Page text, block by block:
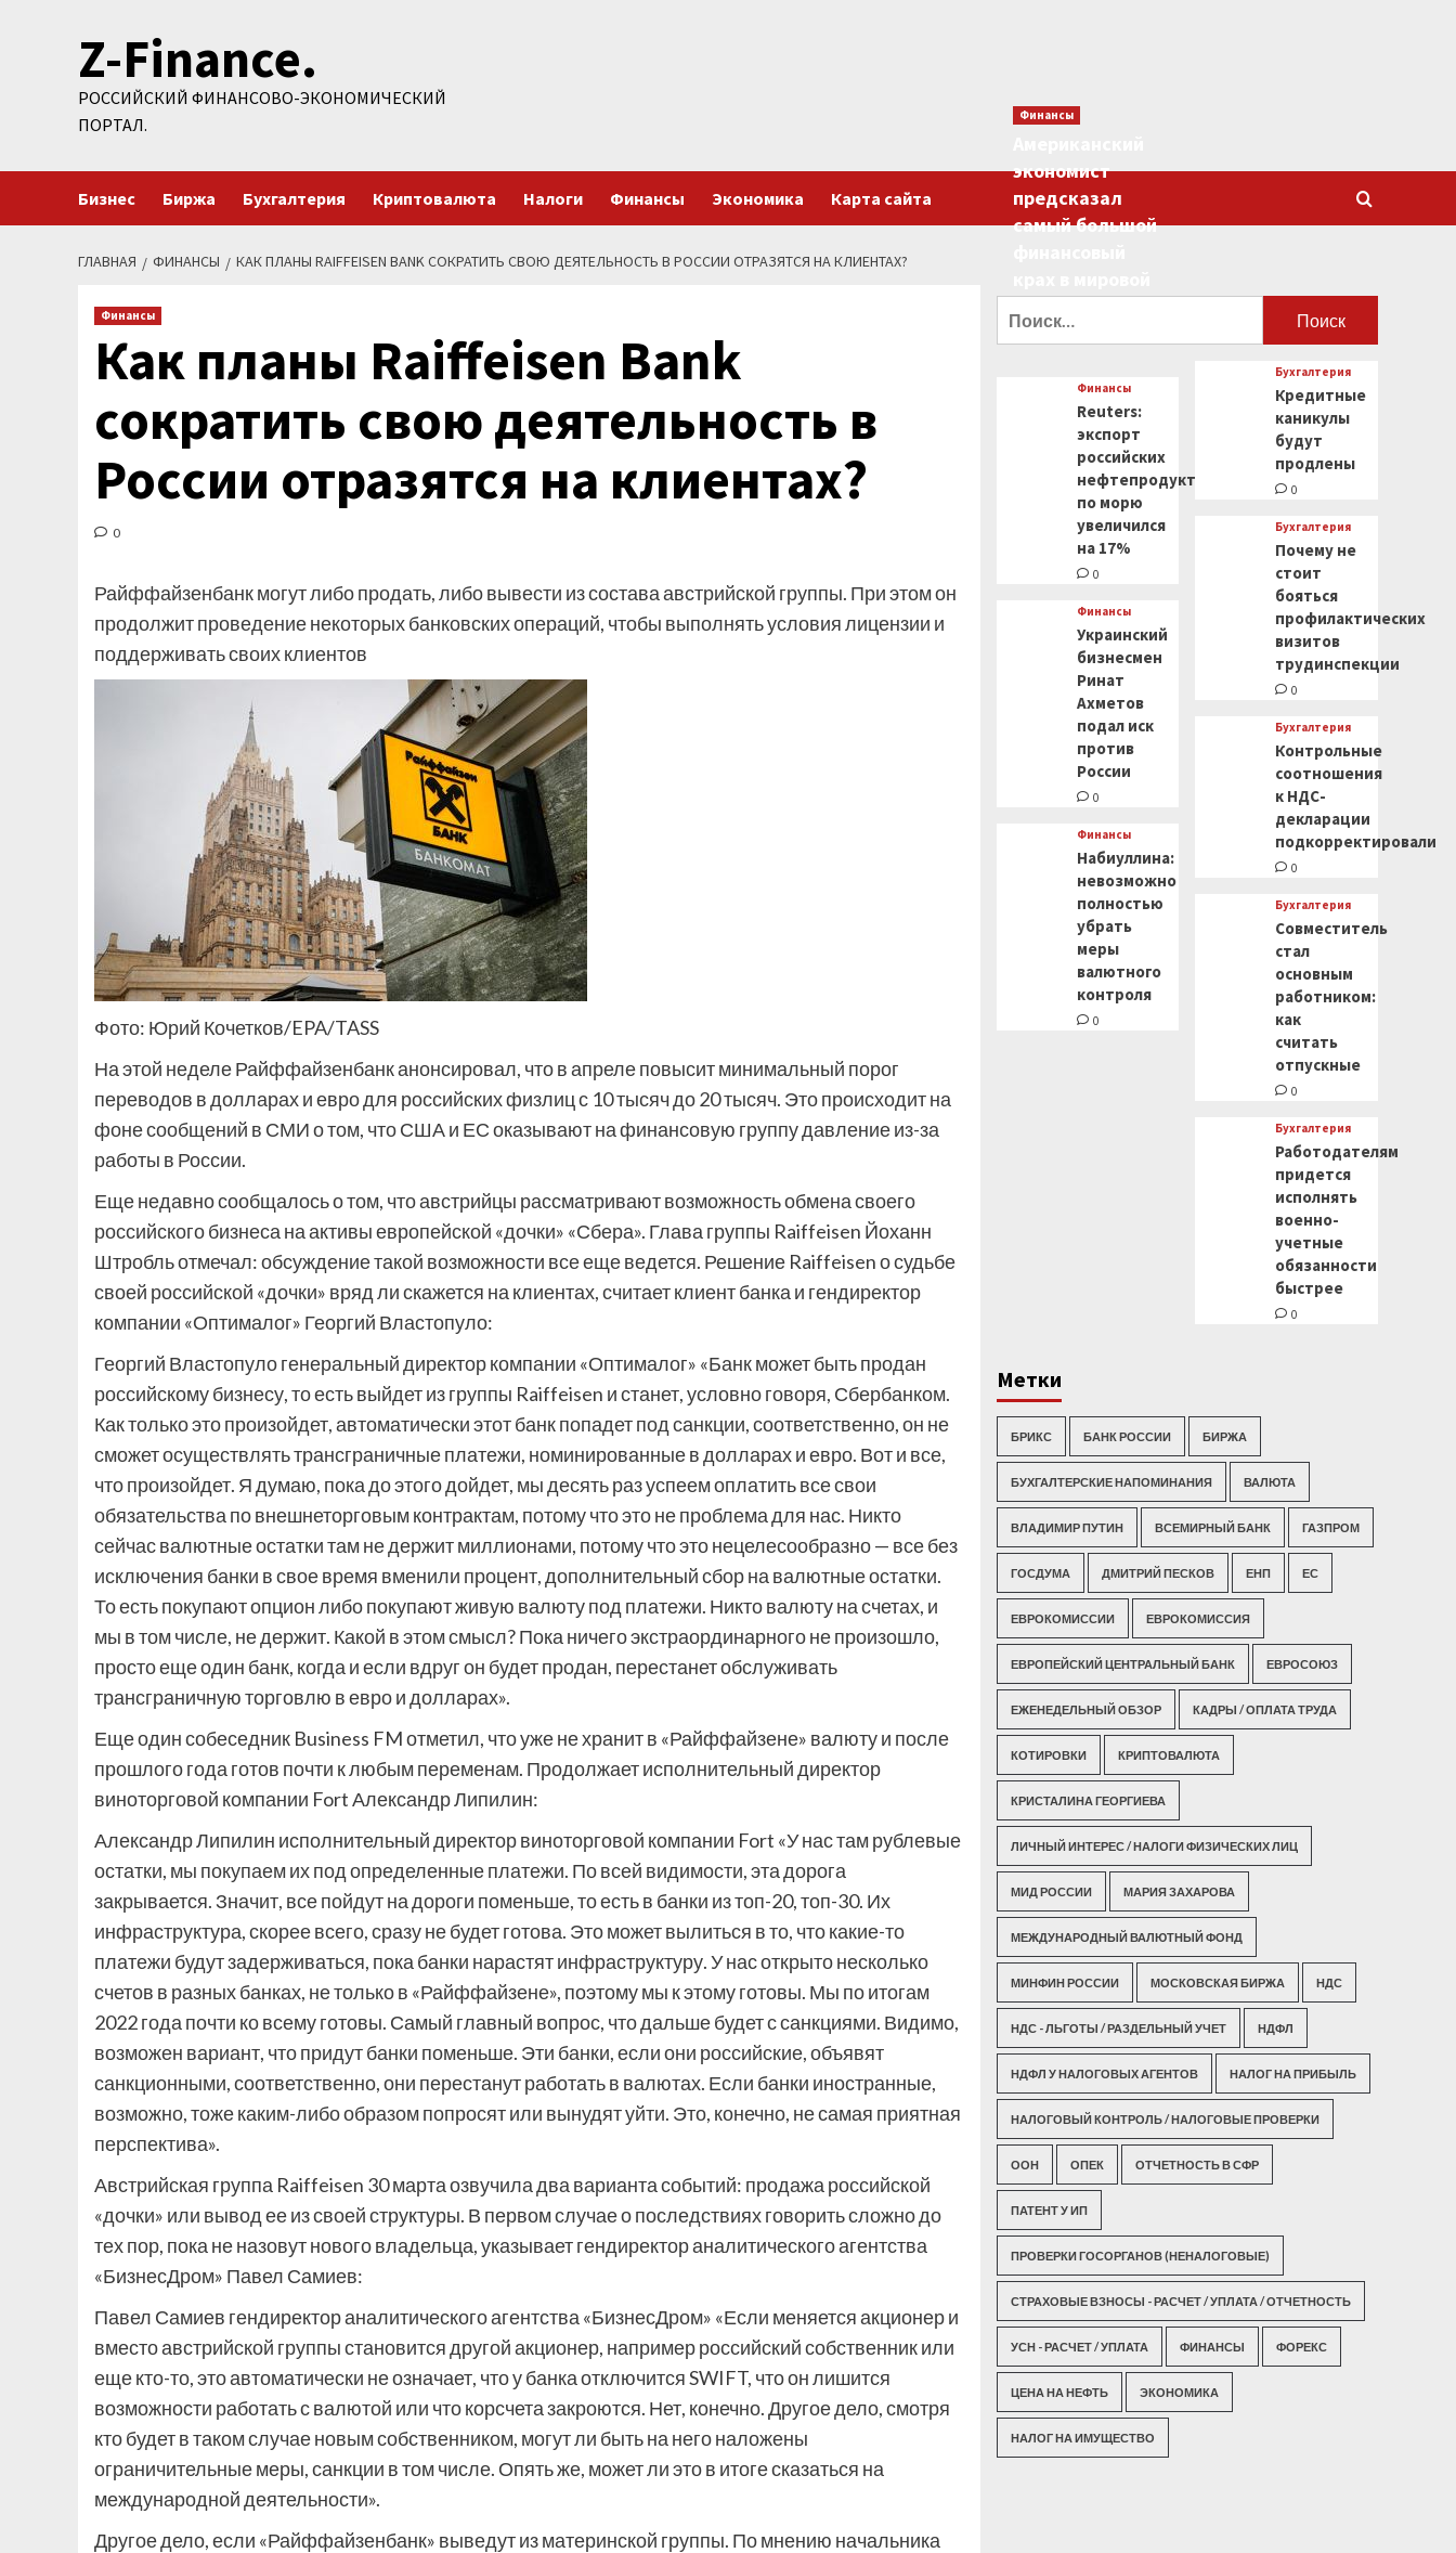
содержимомуZ-Finance.
РОССИЙСКИЙ ФИНАНСОВО-ЭКОНОМИЧЕСКИЙ
ПОРТАЛ.
Бизнес Биржа Бухгалтерия Криптовалюта Налоги Финансы Экономика Карта сайта
ГЛАВНАЯ ФИНАНСЫ КАК ПЛАНЫ RAIFFEISEN BANK СОКРАТИТЬ СВОЮ ДЕЯТЕЛЬНОСТЬ В РОССИИ ОТРАЗЯТСЯ НА КЛИЕНТАХ?
Финансы
Как планы Raiffeisen Bank
сократить свою деятельность в
России отразятся на клиентах?
0
Райффайзенбанк могут либо продать, либо вывести из состава австрийской группы. При этом он
продолжит проведение некоторых банковских операций, чтобы выполнять условия лицензии и
поддерживать своих клиентов
Фото: Юрий Кочетков/EPA/TASS
На этой неделе Райффайзенбанк анонсировал, что в апреле повысит минимальный порог
переводов в долларах и евро для российских физлиц с 10 тысяч до 20 тысяч. Это происходит на
фоне сообщений в СМИ о том, что США и ЕС оказывают на финансовую группу давление из-за
работы в России.
Еще недавно сообщалось о том, что австрийцы рассматривают возможность обмена своего
российского бизнеса на активы европейской «дочки» «Сбера». Глава группы Raiffeisen Йоханн
Штробль отмечал: обсуждение такой возможности все еще ведется. Решение Raiffeisen о судьбе
своей российской «дочки» вряд ли скажется на клиентах, считает клиент банка и гендиректор
компании «Оптималог» Георгий Властопуло:
Георгий Властопулогенеральный директор компании «Оптималог» «Банк может быть продан
российскому бизнесу, то есть выйдет из группы Raiffeisen и станет, условно говоря, Сбербанком.
Как только это произойдет, автоматически этот банк попадет под санкции, соответственно, он не
сможет осуществлять трансграничные платежи, номинированные в долларах и евро. Вот и все,
что произойдет. Я думаю, пока до этого дойдет, мы десять раз успеем оплатить все свои
обязательства по внешнеторговым контрактам, потому что это не проблема для нас. Никто
сейчас валютные остатки там не держит миллионами, потому что это нецелесообразно — все без
исключения банки в свое время вменили процент, дополнительный сбор на валютные остатки.
То есть покупают опцион либо покупают живую валюту под платежи. Никто валюту на счетах, и
мы в том числе, не держит. Какой в этом смысл? Пока ничего экстраординарного не произошло,
просто еще один банк, когда и если вдруг он будет продан, перестанет обслуживать
трансграничную торговлю в евро и долларах».
Еще один собеседник Business FM отметил, что уже не хранит в «Райффайзене» валюту и после
прошлого года готов почти к любым переменам. Продолжает исполнительный директор
виноторговой компании Fort Александр Липилин:
Александр Липилин исполнительный директор виноторговой компании Fort «У нас там рублевые
остатки, мы покупаем их под определенные платежи. По всей видимости, эта дорога
закрывается. Значит, все пойдут на дороги поменьше, то есть в банки из топ-20, топ-30. Их
инфраструктура, скорее всего, сразу не будет готова. Это может вылиться в то, что какие-то
платежи будут задерживаться, пока банки нарастят инфраструктуру. У нас открыто несколько
счетов в разных банках, не только в «Райффайзене», поэтому мы к этому готовы. Мы по итогам
2022 года почти ко всему готовы. Самый главный вопрос, что дальше будет с санкциями. Видимо,
возможен вариант, что придут банки поменьше. Эти банки, если они российские, объявят
санкционными, соответственно, они перестанут работать в валютах. Если банки иностранные,
возможно, тоже каким-либо образом попросят или вынудят уйти. Это, конечно, не самая приятная
перспектива».
Австрийская группа Raiffeisen 30 марта озвучила два варианта событий: продажа российской
«дочки» или вывод ее из своей структуры. В первом случае о последствиях говорить сложно до
тех пор, пока не назовут нового владельца, указывает гендиректор аналитического агентства
«БизнесДром» Павел Самиев:
Павел Самиев гендиректор аналитического агентства «БизнесДром» «Если меняется акционер и
вместо австрийской группы становится другой акционер, например российский собственник или
еще кто-то, это автоматически не означает, что у банка отключится SWIFT, что он лишится
возможности работать с валютой или что корсчета закроются. Нет, конечно. Другое дело, смотря
кто будет в таком случае новым собственником, могут ли быть на него наложены
ограничительные меры, санкции в том числе. Опять же, может ли это в итоге сказаться на
международной деятельности».
Другое дело, если «Райффайзенбанк» выведут из материнской группы. По мнению начальника
Финансы
экономист
предсказал
самый большой
Финансы
Reuters:
экспорт
российских
нефтепродуктов
по морю
увеличился
на 17%
0
Финансы
Украинский
бизнесмен
Ринат
Ахметов
подал иск
против
России
0
Финансы
Набиуллина:
невозможно
полностью
убрать
меры
валютного
контроля
0
Бухгалтерия
Кредитные
каникулы
будут
продлены
0
Бухгалтерия
Почему не
стоит
бояться
профилактических
визитов
трудинспекции
0
Бухгалтерия
Контрольные
соотношения
к НДС-
декларации
подкорректировали
0
Бухгалтерия
Совместитель
стал
основным
работником:
как
считать
отпускные
0
Бухгалтерия
Работодателям
придется
исполнять
военно-
учетные
обязанности
быстрее
0
Метки
БРИКС БАНК РОССИИ БИРЖА
БУХГАЛТЕРСКИЕ НАПОМИНАНИЯ ВАЛЮТА
ВЛАДИМИР ПУТИН ВСЕМИРНЫЙ БАНК ГАЗПРОМ
ГОСДУМА ДМИТРИЙ ПЕСКОВ ЕНП ЕС
ЕВРОКОМИССИИ ЕВРОКОМИССИЯ
ЕВРОПЕЙСКИЙ ЦЕНТРАЛЬНЫЙ БАНК ЕВРОСОЮЗ
ЕЖЕНЕДЕЛЬНЫЙ ОБЗОР КАДРЫ / ОПЛАТА ТРУДА
КОТИРОВКИ КРИПТОВАЛЮТА
КРИСТАЛИНА ГЕОРГИЕВА
ЛИЧНЫЙ ИНТЕРЕС / НАЛОГИ ФИЗИЧЕСКИХ ЛИЦ
МИД РОССИИ МАРИЯ ЗАХАРОВА
МЕЖДУНАРОДНЫЙ ВАЛЮТНЫЙ ФОНД
МИНФИН РОССИИ МОСКОВСКАЯ БИРЖА НДС
НДС - ЛЬГОТЫ / РАЗДЕЛЬНЫЙ УЧЕТ НДФЛ
НДФЛ У НАЛОГОВЫХ АГЕНТОВ НАЛОГ НА ПРИБЫЛЬ
НАЛОГОВЫЙ КОНТРОЛЬ / НАЛОГОВЫЕ ПРОВЕРКИ
ООН ОПЕК ОТЧЕТНОСТЬ В СФР
ПАТЕНТ У ИП
ПРОВЕРКИ ГОСОРГАНОВ (НЕНАЛОГОВЫЕ)
СТРАХОВЫЕ ВЗНОСЫ - РАСЧЕТ / УПЛАТА / ОТЧЕТНОСТЬ
УСН - РАСЧЕТ / УПЛАТА ФИНАНСЫ ФОРЕКС
ЦЕНА НА НЕФТЬ ЭКОНОМИКА
НАЛОГ НА ИМУЩЕСТВО